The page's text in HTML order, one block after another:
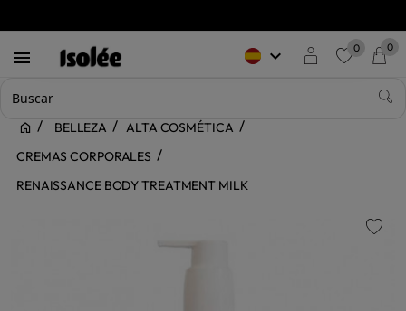
 keyboard_arrow_down 0 0
BELLEZA
ALTA COSMÉTICA
CREMAS CORPORALES
RENAISSANCE BODY TREATMENT MILK